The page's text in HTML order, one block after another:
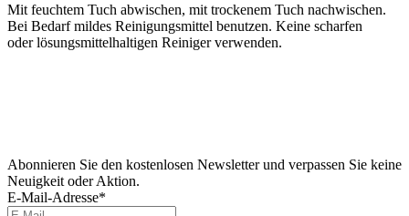
Mit feuchtem Tuch abwischen, mit trockenem Tuch nachwischen.
Bei Bedarf mildes Reinigungsmittel benutzen. Keine scharfen
oder lösungsmittelhaltigen Reiniger verwenden.
Abonnieren Sie den kostenlosen Newsletter und verpassen Sie keine
Neuigkeit oder Aktion.
E-Mail-Adresse*